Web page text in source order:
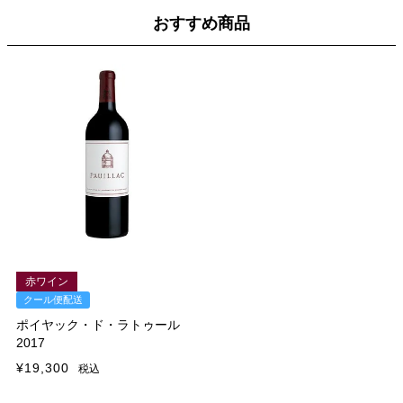
おすすめ商品
赤ワイン
クール便配送
ポイヤック・ド・ラトゥール
2017
¥19,300 税込